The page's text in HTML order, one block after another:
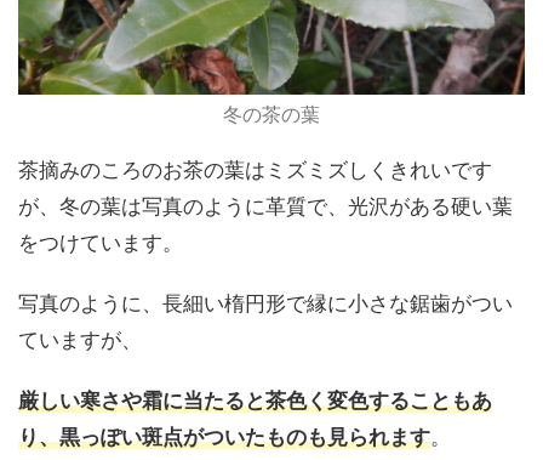
冬の茶の葉
茶摘みのころのお茶の葉はミズミズしくきれいです
が、冬の葉は写真のように革質で、光沢がある硬い葉
をつけています。
写真のように、長細い楕円形で縁に小さな鋸歯がつい
ていますが、
厳しい寒さや霜に当たると茶色く変色することもあ
り、黒っぽい斑点がついたものも見られます。